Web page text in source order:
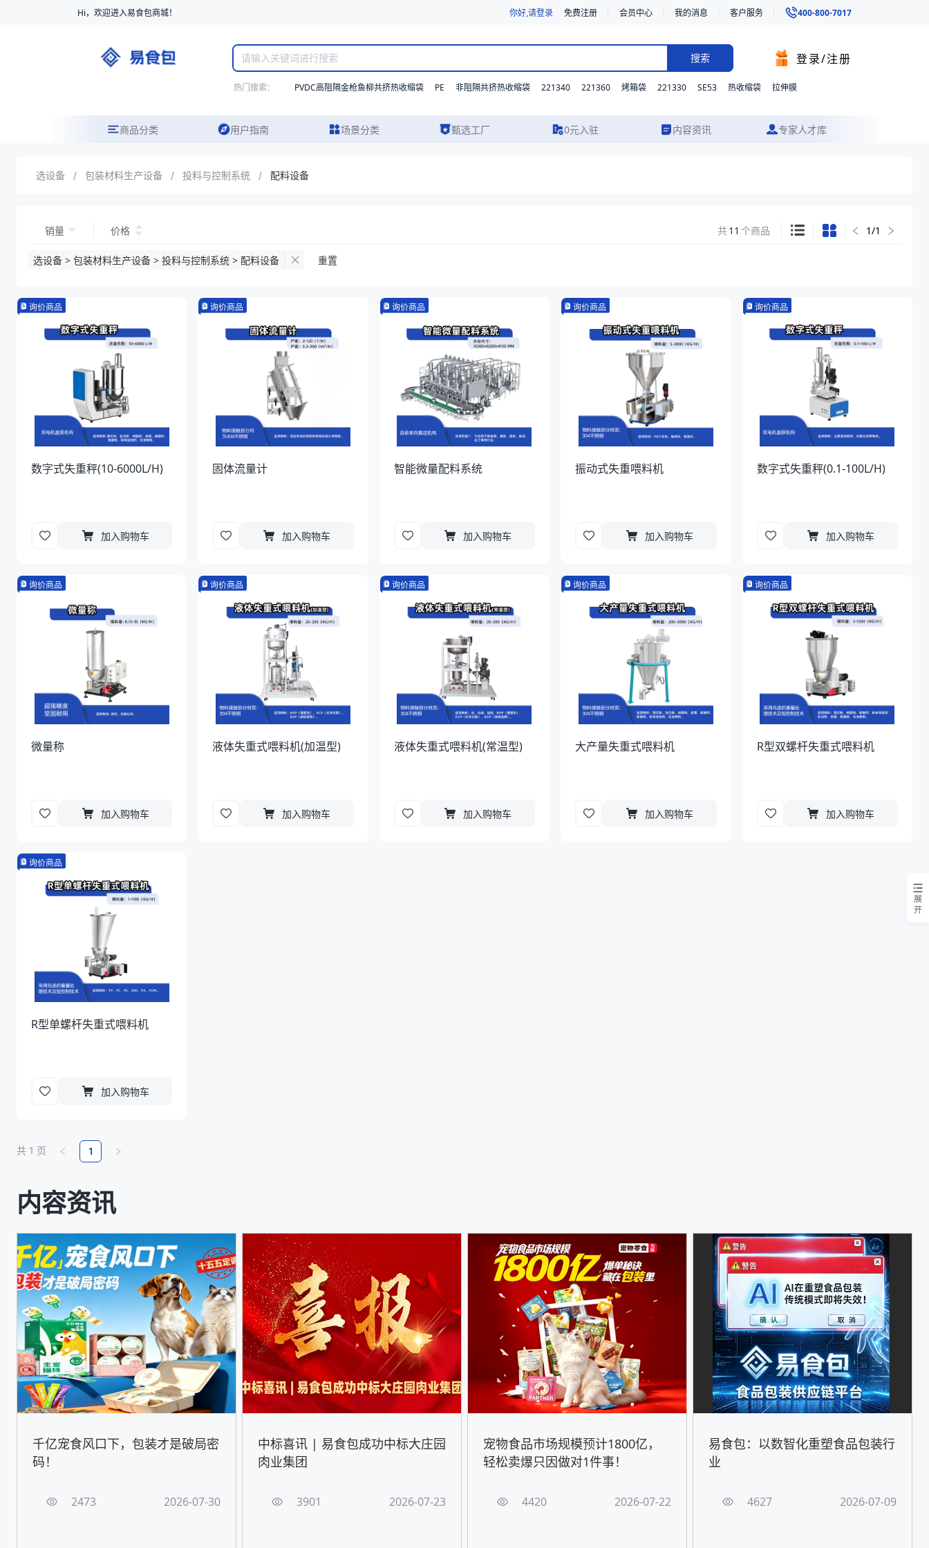
Hi，欢迎进入易食包商城！ 你好,请登录 免费注册 会员中心 我的消息 客户服务 400-800-7017
搜索 登录/注册
热门搜索： PVDC高阻隔金枪鱼柳共挤热收缩袋 PE 非阻隔共挤热收缩袋 221340 221360 烤箱袋 221330 SE53 热收缩袋 拉伸膜
商品分类 用户指南 场景分类 甄选工厂 0元入驻 内容资讯 专家人才库
选设备 / 包装材料生产设备 / 投料与控制系统 / 配料设备
销量 价格 共11 个商品 1/1
选设备 > 包装材料生产设备 > 投料与控制系统 > 配料设备 重置
询价商品
数字式失重秤(10-6000L/H)
加入购物车
询价商品
固体流量计
加入购物车
询价商品
智能微量配料系统
加入购物车
询价商品
振动式失重喂料机
加入购物车
询价商品
数字式失重秤(0.1-100L/H)
加入购物车
询价商品
微量称
加入购物车
询价商品
液体失重式喂料机(加温型)
加入购物车
询价商品
液体失重式喂料机(常温型)
加入购物车
询价商品
大产量失重式喂料机
加入购物车
询价商品
R型双螺杆失重式喂料机
加入购物车
询价商品
R型单螺杆失重式喂料机
加入购物车
共 1 页 1
内容资讯
千亿宠食风口下，包装才是破局密
码！
2473 2026-07-30
中标喜讯 | 易食包成功中标大庄园
肉业集团
3901 2026-07-23
宠物食品市场规模预计1800亿，
轻松卖爆只因做对1件事！
4420 2026-07-22
易食包：以数智化重塑食品包装行
业
4627 2026-07-09
展
开